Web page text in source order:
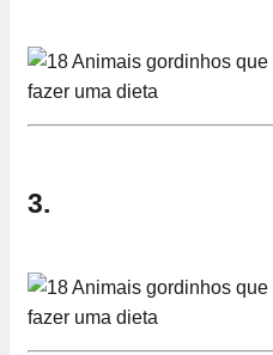
3.